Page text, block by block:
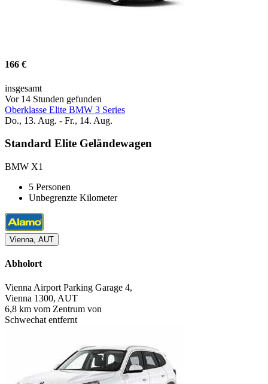
166 €
insgesamt
Vor 14 Stunden gefunden
Oberklasse Elite BMW 3 Series
Do., 13. Aug. - Fr., 14. Aug.
Standard Elite Geländewagen
BMW X1
5 Personen
Unbegrenzte Kilometer
Vienna, AUT
Abholort
Vienna Airport Parking Garage 4,
Vienna 1300, AUT
6,8 km vom Zentrum von
Schwechat entfernt